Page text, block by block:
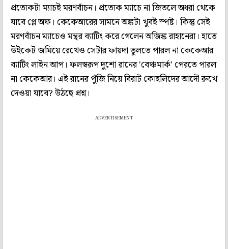
প্রত্যেকটা ম্যাচই মরণবাঁচন। প্রত্যেক ম্যাচে না জিতলে অধরা থেকে
যাবে প্লে অফ। কেকেআরের সামনে অঙ্কটা খুবই স্পষ্ট। কিন্তু সেই
মরণবাঁচন ম্যাচেও মন্থর ব্যাটিং করে গেলেন অজিঙ্ক রাহানেরা। হাতে
উইকেট জমিয়ে রেখেও সেটার ফায়দা তুলতে পারল না কেকেআর
ব্যাটিং লাইন আপ। ফলস্বরূপ দুশো রানের 'বেঞ্চমার্ক' পেরতে পারল
না কেকেআর। এই রানের পুঁজি নিয়ে বিরাট কোহলিদের আদৌ রুখে
দেওয়া যাবে? উঠছে প্রশ্ন।
ADVERTISEMENT